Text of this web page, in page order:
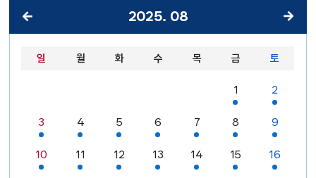
2025. 08
일 월 화 수 목 금 토
1 2
3 4 5 6 7 8 9
10 11 12 13 14 15 16